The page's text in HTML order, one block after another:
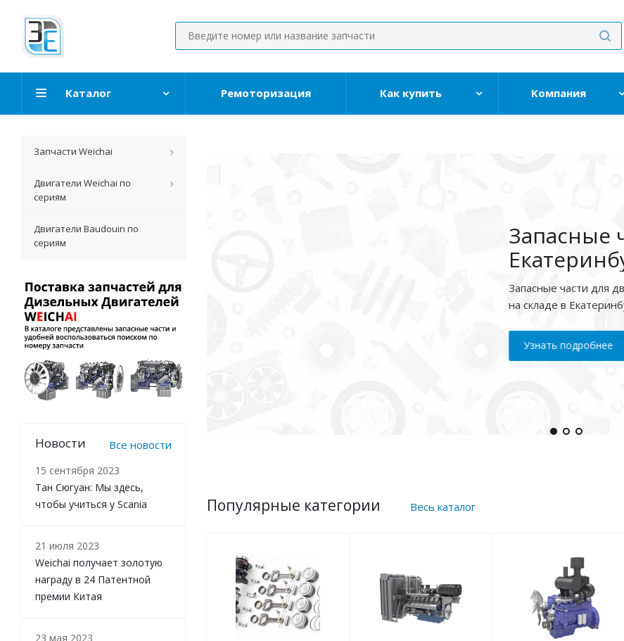
Каталог Ремоторизация Как купить Компания
Запасные части WEICHAI в
Популярные категории Весь каталог
Запчасти Weichai
Двигатели Weichai по
сериям
Двигатели Baudouin по
сериям
Новости Все новости
15 сентября 2023
Тан Сюгуан: Мы здесь,
чтобы учиться у Scania
21 июля 2023
Weichai получает золотую
награду в 24 Патентной
премии Китая
23 мая 2023